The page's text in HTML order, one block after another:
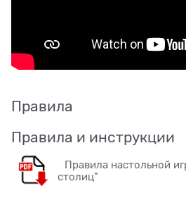
Правила
Правила и инструкции
Правила настольной
столиц"